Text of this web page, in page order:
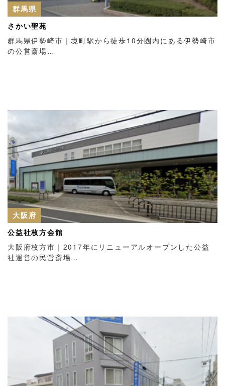
群馬県
さかい聖苑
群馬県伊勢崎市｜境町駅から徒歩10分圏内にある伊勢崎市
の公営斎場…
大阪府
公益社枚方会館
大阪府枚方市｜2017年にリニューアルオープンした公益
社運営の民営斎場…